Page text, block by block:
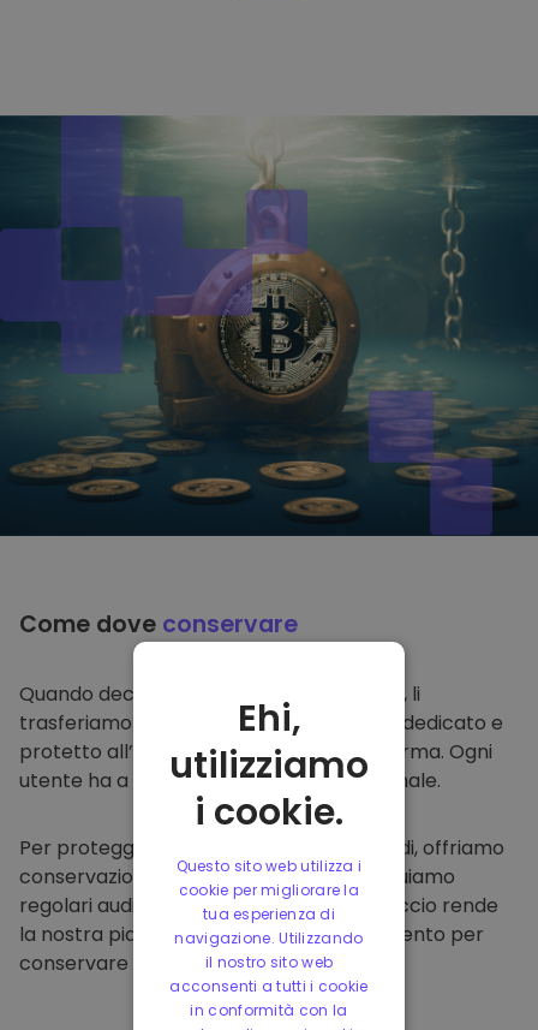
Come dove conservare
Quando decidi di comprare su
, li
trasferiamo direttamente nel tuo wallet dedicato e
protetto all’interno della nostra piattaforma. Ogni
utente ha a disposizione un wallet personale.
Per proteggere i nostri clienti e i loro fondi, offriamo
conservazione offline protetta ed effettuiamo
regolari audit di sicurezza. Questo approccio rende
la nostra piattaforma un punto di riferimento per
conservare e altre criptovalute.
Ehi,
utilizziamo
i cookie.
Questo sito web utilizza i
cookie per migliorare la
tua esperienza di
navigazione. Utilizzando
il nostro sito web
acconsenti a tutti i cookie
in conformità con la